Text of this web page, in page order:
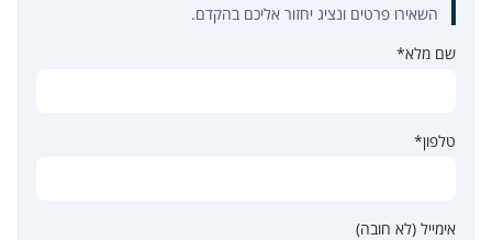
השאירו פרטים ונציג יחזור אליכם בהקדם.
שם מלא*
טלפון*
אימייל (לא חובה)